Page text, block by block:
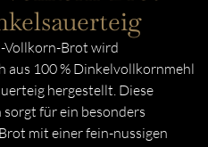
Vollkorn-Brot wird
aus 100 % Dinkelvollkornmehl
hergestellt. Diese
für ein besonders
mit einer fein-nussigen